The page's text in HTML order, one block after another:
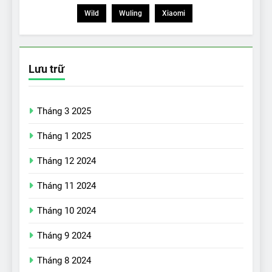
Wild Wuling Xiaomi
Lưu trữ
Tháng 3 2025
Tháng 1 2025
Tháng 12 2024
Tháng 11 2024
Tháng 10 2024
Tháng 9 2024
Tháng 8 2024